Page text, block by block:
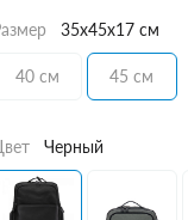
35x45x17 см
40 см 45 см
Черный